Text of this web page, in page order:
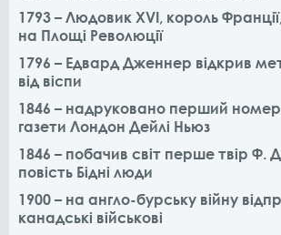
1793 – Людовик XVI, король
на Площі Революції
1796 – Едвард Дженнер відкрив
від віспи
1846 – надруковано перший номер
газети Лондон Дейлі Ньюз
1846 – побачив світ перше твір Ф.
повість Бідні люди
1900 – на англо-бурську війну
канадські військові